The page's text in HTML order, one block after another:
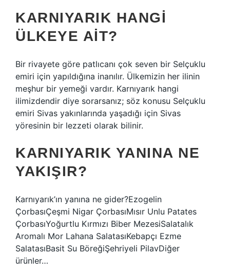
KARNIYARIK HANGI
ÜLKEYE AIT?
Bir rivayete göre patlıcanı çok seven bir Selçuklu
emiri için yapıldığına inanılır. Ülkemizin her ilinin
meşhur bir yemeği vardır. Karnıyarık hangi
ilimizdendir diye sorarsanız; söz konusu Selçuklu
emiri Sivas yakınlarında yaşadığı için Sivas
yöresinin bir lezzeti olarak bilinir.
KARNIYARIK YANINA NE
YAKIŞIR?
Karnıyarık’ın yanına ne gider?Ezogelin
ÇorbasıÇeşmi Nigar ÇorbasıMısır Unlu Patates
ÇorbasıYoğurtlu Kırmızı Biber MezesiSalatalık
Aromalı Mor Lahana SalatasıKebapçı Ezme
SalatasıBasit Su BöreğiŞehriyeli PilavDiğer
ürünler…